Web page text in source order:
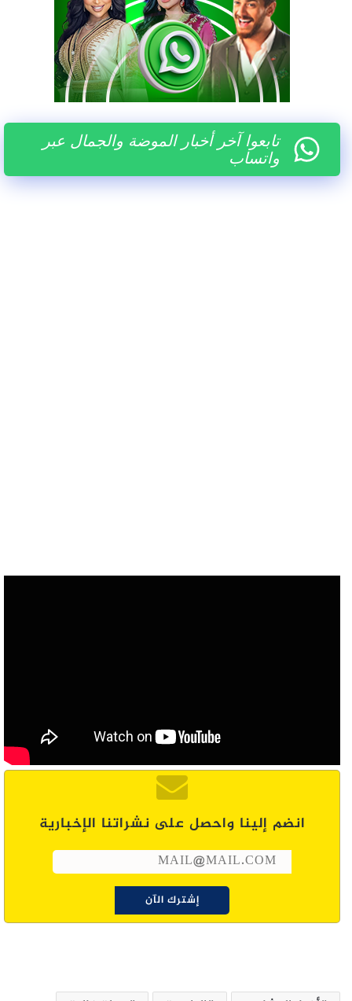
تابعوا آخر أخبار الموضة والجمال عبر
واتساب
انضم إلينا واحصل على نشراتنا الإخبارية